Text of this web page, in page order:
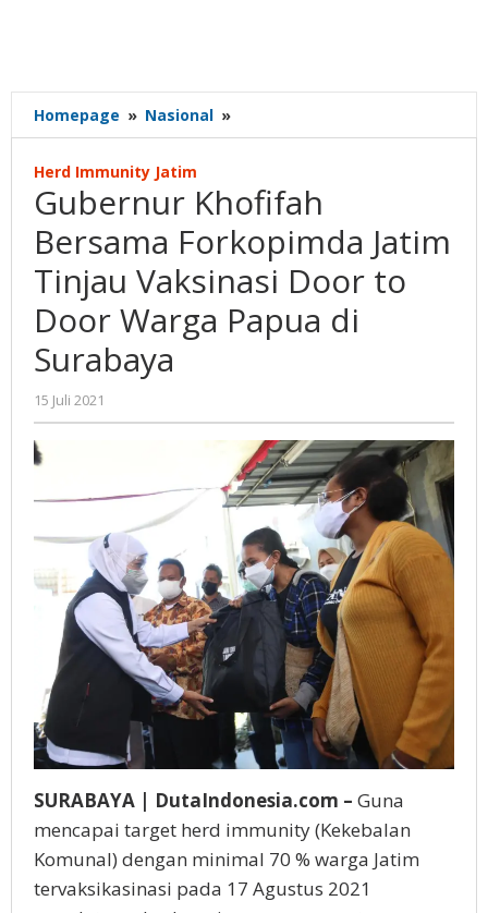
Homepage » Nasional »
Khofifah
Jatim
Tinjau
Vaksinasi
Door
to
Door
Warga
Herd Immunity Jatim
Gubernur Khofifah
Bersama Forkopimda Jatim
Tinjau Vaksinasi Door to
Door Warga Papua di
Surabaya
15 Juli 2021
Gatot
SURABAYA | DutaIndonesia.com – Guna
mencapai target herd immunity (Kekebalan
Komunal) dengan minimal 70 % warga Jatim
tervaksikasinasi pada 17 Agustus 2021